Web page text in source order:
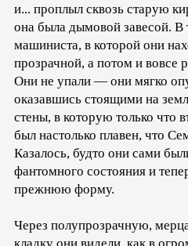
и... проплыл сквозь старую
она была дымовой завесой. В
машиниста, в которой они
прозрачной, а потом и вовсе
Они не упали — они мягко
оказавшись стоящими на
стены, в которую только что
был настолько плавен, что
Казалось, будто они сами
фантомного состояния и
прежнюю форму.
Через полупрозрачную,
кладку они видели, как в